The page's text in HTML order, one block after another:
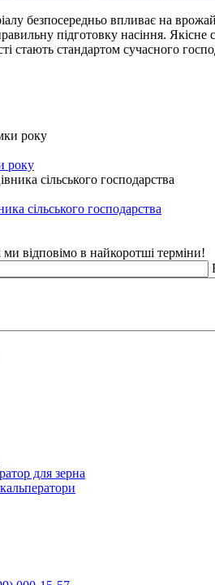
безпосередньо впливає на
підготовку насіння.
стають стандартом сучасного
року
сільського господарства
відповімо в найкоротші терміни!
для зерна